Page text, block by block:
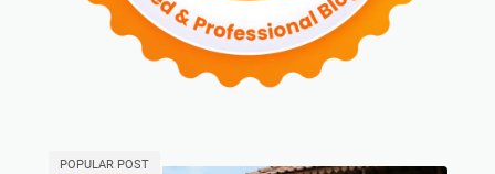
POPULAR POST